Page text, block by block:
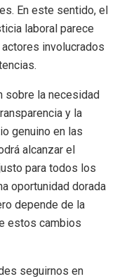
En este sentido, el
laboral parece
involucrados
sobre la necesidad
y la
genuino en las
alcanzar el
para todos los
oportunidad dorada
depende de la
estos cambios
seguirnos en